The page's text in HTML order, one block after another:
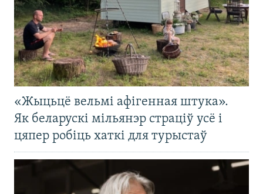
«Жыцьцё вельмі афігенная штука».
Як беларускі мільянэр страціў усё і
цяпер робіць хаткі для турыстаў